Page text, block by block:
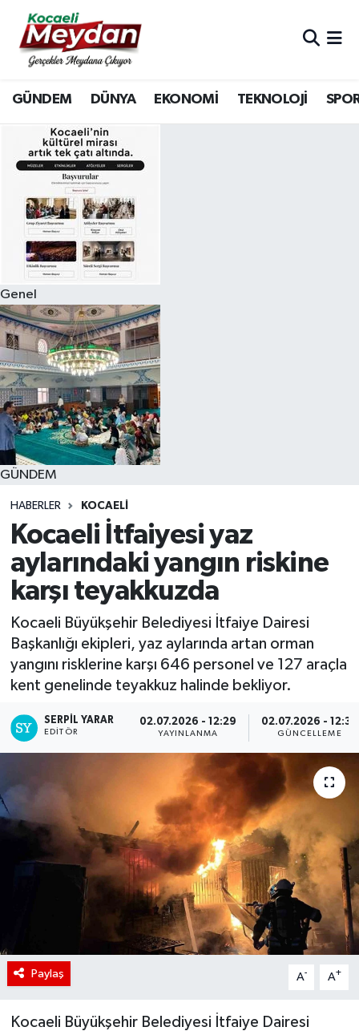
GÜNDEM DÜNYA EKONOMİ TEKNOLOJİ
Genel
GÜNDEM
HABERLER KOCAELI
Kocaeli İtfaiyesi yaz
aylarındaki yangın riskine
karşı teyakkuzda
Kocaeli Büyükşehir Belediyesi İtfaiye Dairesi
Başkanlığı ekipleri, yaz aylarında artan orman
yangını risklerine karşı 646 personel ve 127 araçla
kent genelinde teyakkuz halinde bekliyor.
SERPİL YARAR
EDITÖR
02.07.2026 - 12:29
YAYINLANMA
02.07.2026 - 12:35
GÜNCELLEME
Paylaş A- A+
Kocaeli Büyükşehir Belediyesi İtfaiye Dairesi
Nöbetçi Eczaneler
Hava Durumu
Trafik Durumu
Süper Lig Puan Durumu ve Fikstür
Tüm Manşetler
Son Dakika Haberleri
Haber Arşivi